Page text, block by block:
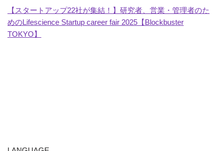
【スタートアップ22社が集結！】研究者、営業・管理者のた
めのLifescience Startup career fair 2025【Blockbuster
TOKYO】